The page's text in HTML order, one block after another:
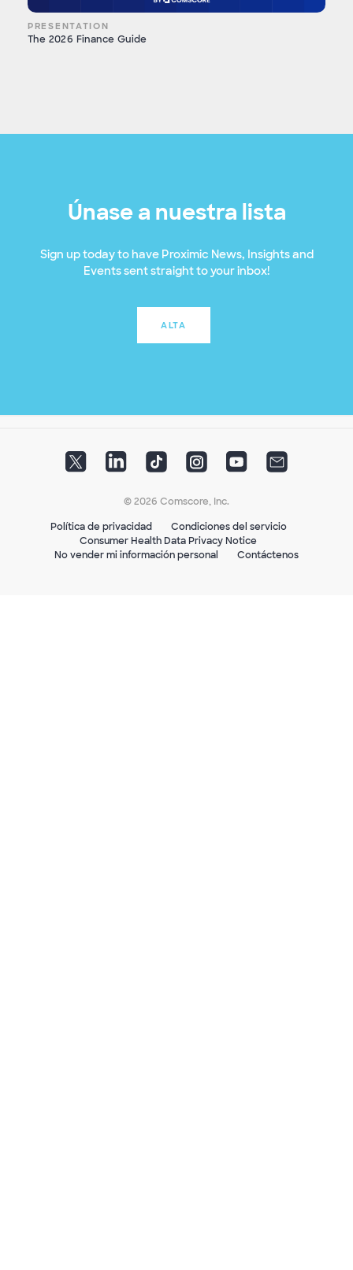
PRESENTATION
The 2026 Finance Guide
Únase a nuestra lista
Sign up today to have Proximic News, Insights and
Events sent straight to your inbox!
ALTA
© 2026 Comscore, Inc.
Política de privacidad
Condiciones del servicio
Consumer Health Data Privacy Notice
No vender mi información personal
Contáctenos